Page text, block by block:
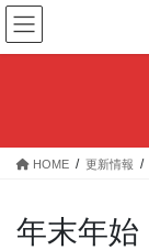
コ
ン
テ
ス
ナ
ビ
ゲ
ン
HOME 更新情報
年末年始